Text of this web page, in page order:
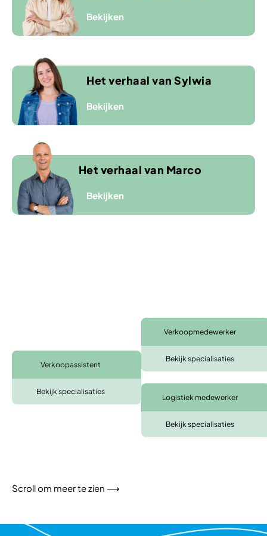
Het verhaal van Sylwia
Het verhaal van Marco
Verkoopassistent
Bekijk specialisaties
Verkoopmedewerker
Bekijk specialisaties
Logistiek medewerker
Bekijk specialisaties